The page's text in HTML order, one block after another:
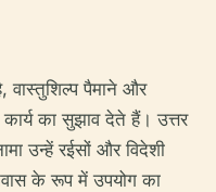
पैमाने और
का सुझाव देते हैं। उत्तर
उन्हें रईसों और विदेशी
के रूप में उपयोग का